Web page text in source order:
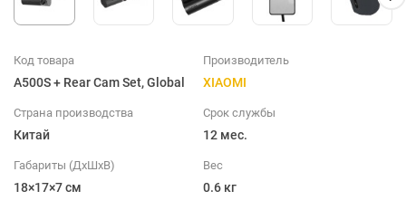
Код товара
A500S + Rear Cam Set, Global
Производитель
XIAOMI
Страна производства
Китай
Срок службы
12 мес.
Габариты (ДхШхВ)
18×17×7 см
Вес
0.6 кг